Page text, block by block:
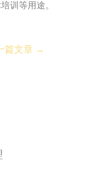
训等用途。
篇文章 →